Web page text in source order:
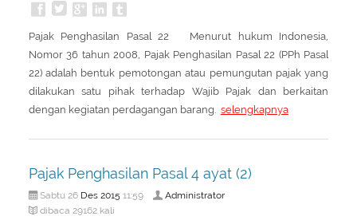
Pajak Penghasilan Pasal 22 Menurut hukum Indonesia,
Nomor 36 tahun 2008, Pajak Penghasilan Pasal 22 (PPh Pasal
22) adalah bentuk pemotongan atau pemungutan pajak yang
dilakukan satu pihak terhadap Wajib Pajak dan berkaitan
dengan kegiatan perdagangan barang. selengkapnya
Pajak Penghasilan Pasal 4 ayat (2)
Sabtu 26 Des 2015 11:59 Administrator
dibaca 29162 kali